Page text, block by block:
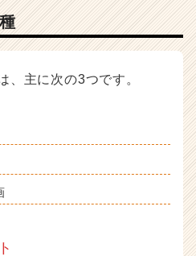
、主に次の3つです。